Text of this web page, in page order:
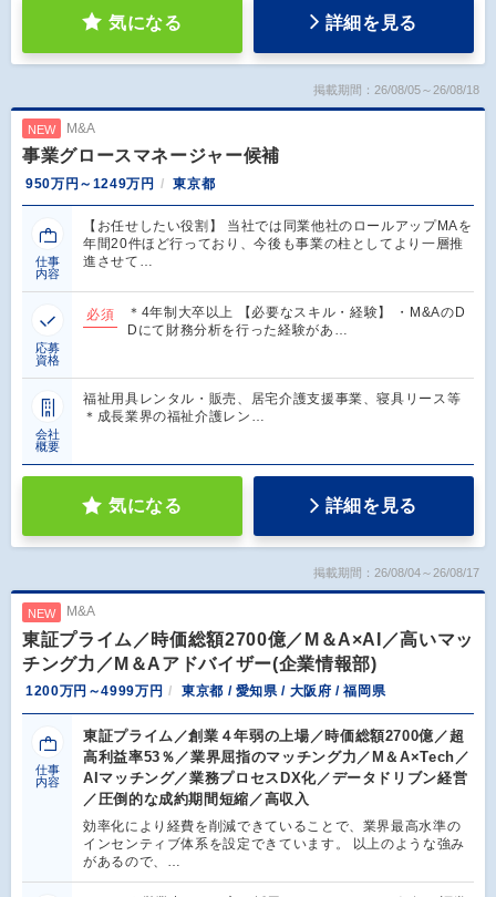
気になる 詳細を見る
掲載期間：26/08/05～26/08/18
NEW M&A
事業グロースマネージャー候補
950万円～1249万円 東京都
仕事
内容
【お任せしたい役割】 当社では同業他社のロールアップMAを
年間20件ほど行っており、今後も事業の柱としてより一層推
進させて…
応募
資格
必須
＊4年制大卒以上 【必要なスキル・経験】 ・M&AのD
Dにて財務分析を行った経験があ…
会社
概要
福祉用具レンタル・販売、居宅介護支援事業、寝具リース等
＊成長業界の福祉介護レン…
気になる 詳細を見る
掲載期間：26/08/04～26/08/17
NEW M&A
東証プライム／時価総額2700億／M＆A×AI／高いマッ
チング力／M＆Aアドバイザー(企業情報部)
1200万円～4999万円 東京都 / 愛知県 / 大阪府 / 福岡県
仕事
内容
東証プライム／創業４年弱の上場／時価総額2700億／超
高利益率53％／業界屈指のマッチング力／M＆A×Tech／
AIマッチング／業務プロセスDX化／データドリブン経営
／圧倒的な成約期間短縮／高収入
効率化により経費を削減できていることで、業界最高水準の
インセンティブ体系を設定できています。 以上のような強み
があるので、…